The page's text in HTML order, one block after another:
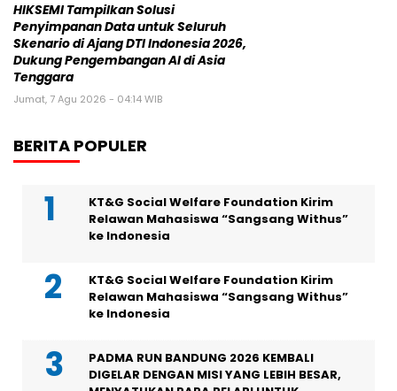
HIKSEMI Tampilkan Solusi
Penyimpanan Data untuk Seluruh
Skenario di Ajang DTI Indonesia 2026,
Dukung Pengembangan AI di Asia
Tenggara
Jumat, 7 Agu 2026 - 04:14 WIB
BERITA POPULER
KT&G Social Welfare Foundation Kirim
Relawan Mahasiswa “Sangsang Withus”
ke Indonesia
KT&G Social Welfare Foundation Kirim
Relawan Mahasiswa “Sangsang Withus”
ke Indonesia
PADMA RUN BANDUNG 2026 KEMBALI
DIGELAR DENGAN MISI YANG LEBIH BESAR,